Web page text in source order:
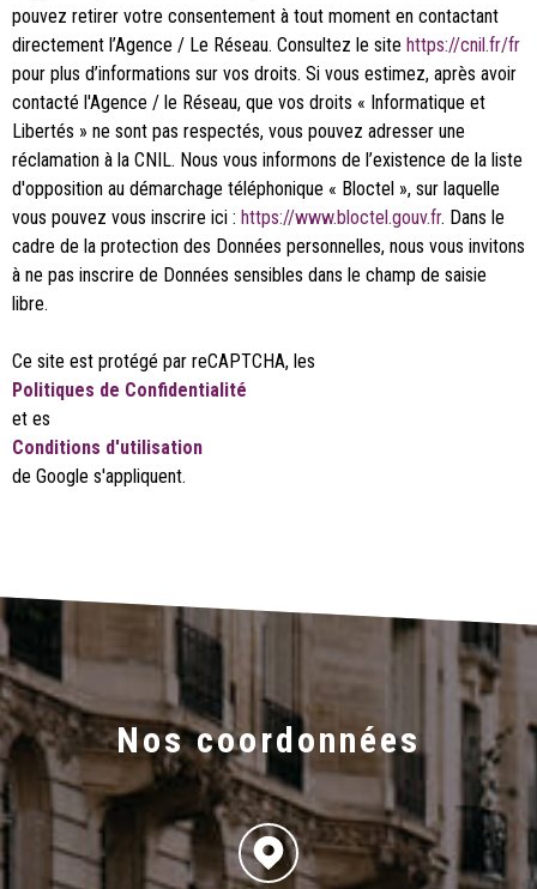
pouvez retirer votre consentement à tout moment en contactant
directement l’Agence / Le Réseau. Consultez le site https://cnil.fr/fr
pour plus d’informations sur vos droits. Si vous estimez, après avoir
contacté l'Agence / le Réseau, que vos droits « Informatique et
Libertés » ne sont pas respectés, vous pouvez adresser une
réclamation à la CNIL. Nous vous informons de l’existence de la liste
d'opposition au démarchage téléphonique « Bloctel », sur laquelle
vous pouvez vous inscrire ici : https://www.bloctel.gouv.fr. Dans le
cadre de la protection des Données personnelles, nous vous invitons
à ne pas inscrire de Données sensibles dans le champ de saisie
libre.
Ce site est protégé par reCAPTCHA, les
Politiques de Confidentialité
et es
Conditions d'utilisation
de Google s'appliquent.
Nos coordonnées